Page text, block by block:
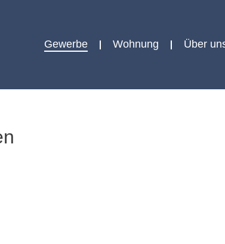
Gewerbe Wohnung Über